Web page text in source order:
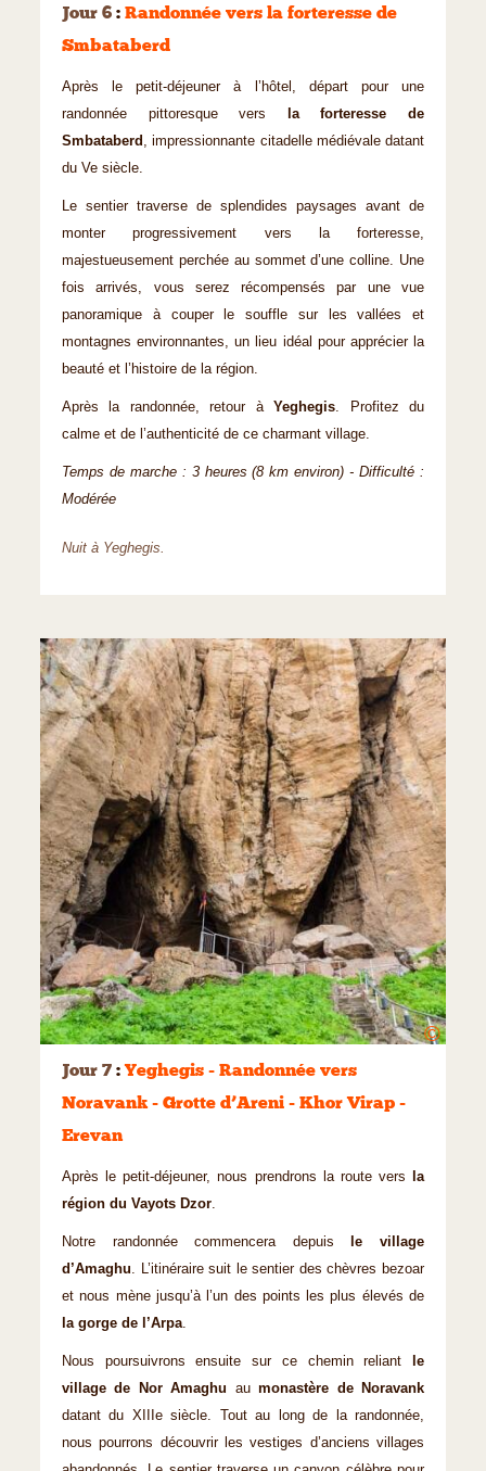
Jour 6 : Randonnée vers la forteresse de
Smbataberd
Après le petit-déjeuner à l’hôtel, départ pour une
randonnée pittoresque vers
la forteresse de
Smbataberd , impressionnante citadelle médiévale datant
du Ve siècle.
Le sentier traverse de splendides paysages avant de
monter progressivement vers la forteresse,
majestueusement perchée au sommet d’une colline. Une
fois arrivés, vous serez récompensés par une vue
panoramique à couper le souffle sur les vallées et
montagnes environnantes, un lieu idéal pour apprécier la
beauté et l’histoire de la région.
Après la randonnée, retour à Yeghegis. Profitez du
calme et de l’authenticité de ce charmant village.
Temps de marche : 3 heures (8 km environ) - Difficulté :
Modérée
Nuit à Yeghegis.
©
Jour 7 : Yeghegis - Randonnée vers
Noravank - Grotte d’Areni - Khor Virap -
Erevan
Après le petit-déjeuner, nous prendrons la route vers
la
région du Vayots Dzor.
Notre randonnée commencera depuis
le village
d’Amaghu. L’itinéraire suit le sentier des chèvres bezoar
et nous mène jusqu’à l’un des points les plus élevés de
la gorge de l’Arpa.
Nous poursuivrons ensuite sur ce chemin reliant le
village de Nor Amaghu aumonastère de Noravank
datant du XIIIe siècle. Tout au long de la randonnée,
nous pourrons découvrir les vestiges d’anciens villages